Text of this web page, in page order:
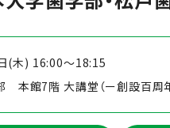
(木) 16:00～18:15
本館7階 大講堂（ー創設百周